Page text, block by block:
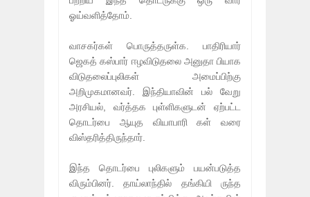
ஓய்வளித்தோம்.
வாசகர்கள் பொருத்தருள்க. பாதிரியார்
ஜெகத் கஸ்பார் ஈழவிடுதலை அனுதா பியாக
விடுதலைப்புலிகள் அமைப்பிற்கு
அறிமுகமானவர். இந்தியாவின் பல் வேறு
அரசியல், வர்த்தக புள்ளிகளுடன் ஏற்பட்ட
தொடர்பை ஆயுத வியாபாரி கள் வரை
விஸ்தரித்திருந்தார்.
இந்த தொடர்பை புலிகளும் பயன்படுத்த
விரும்பினர். தாய்லாந்தில் தங்கியி ருந்த